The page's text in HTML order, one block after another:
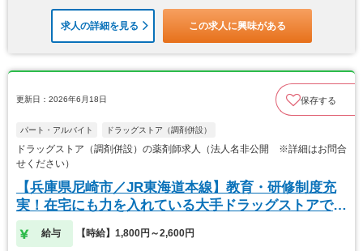
求人の詳細を見る この求人に興味がある
更新日：2026年6月18日 保存する
パート・アルバイト ドラッグストア（調剤併設）
ドラッグストア（調剤併設）の薬剤師求人（法人名非公開 ※詳細はお問合
せください）
【兵庫県尼崎市／JR東海道本線】教育・研修制度充
実！在宅にも力を入れている大手ドラッグストアで
す！
給与 【時給】1,800円～2,600円